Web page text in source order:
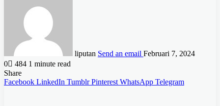
liputan Send an email Februari 7, 2024
0
484 1 minute read
Share
Facebook LinkedIn Tumblr Pinterest WhatsApp Telegram